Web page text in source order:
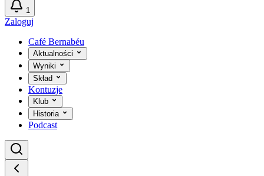
1
Zaloguj
Café Bernabéu
Aktualności
Wyniki
Skład
Kontuzje
Klub
Historia
Podcast